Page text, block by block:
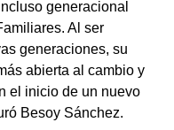
generacional
Al ser
generaciones, su
abierta al cambio y
el inicio de un nuevo
Besoy Sánchez.